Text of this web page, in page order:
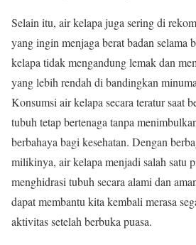
Selain itu, air kelapa juga sering di
yang ingin menjaga berat badan selama
kelapa tidak mengandung lemak dan
yang lebih rendah di bandingkan
Konsumsi air kelapa secara teratur saat
tubuh tetap bertenaga tanpa
berbahaya bagi kesehatan. Dengan
milikinya, air kelapa menjadi salah satu
menghidrasi tubuh secara alami dan
dapat membantu kita kembali merasa
aktivitas setelah berbuka puasa.